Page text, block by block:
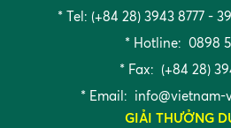
* Tel: (+84 28) 3943 8777 -
* Hotline: 0898
* Fax: (+84 28)
* Email: info@vietnam-
GIẢI THƯỞNG